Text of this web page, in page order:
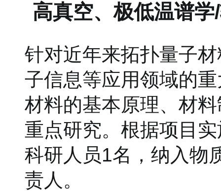
高真空、极低温谱
针对近年来拓扑量子
子信息等应用领域的
材料的基本原理、材
重点研究。根据项目
科研人员1名，纳入物
责人。